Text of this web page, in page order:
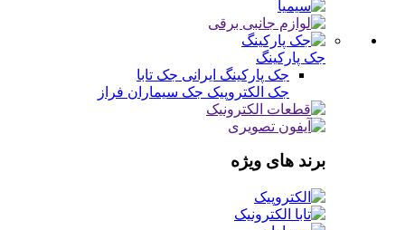
جک پارکینگ
جک پارکینگ ایرانی جک تابا
جک الکتروپیک جک سیماران فراز
برند های ویژه